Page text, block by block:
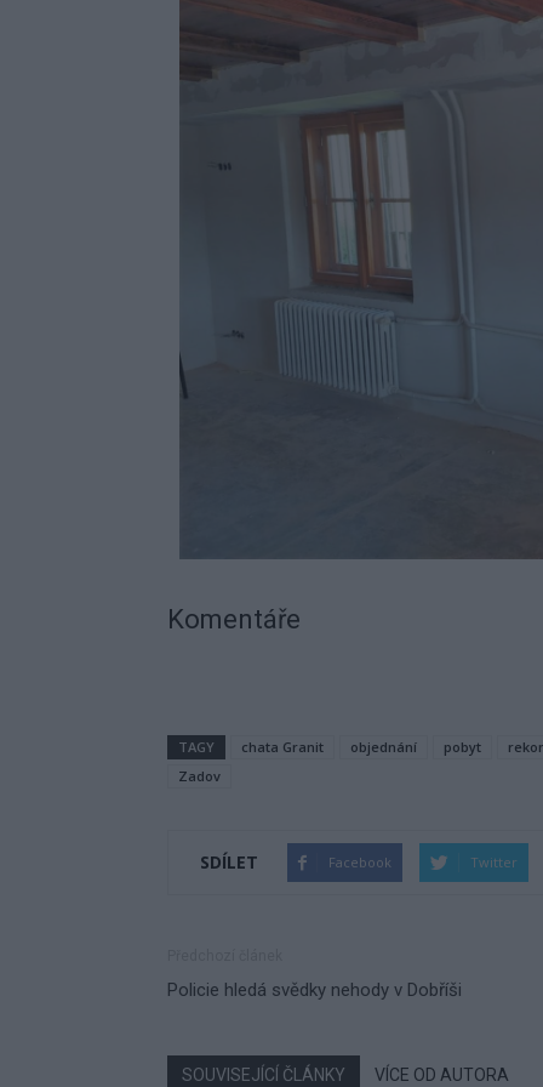
Komentáře
TAGY chata Granit objednání pobyt
Zadov
SDÍLET Facebook Twitter
Policie hledá svědky nehody v Dobříši
SOUVISEJÍCÍ ČLÁNKY VÍCE OD AUTORA